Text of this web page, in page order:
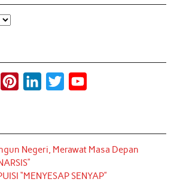
t
e
r
k
e
d
t
t
e
T
u
b
Negeri, Merawat Masa Depan
“MENYESAP SENYAP”